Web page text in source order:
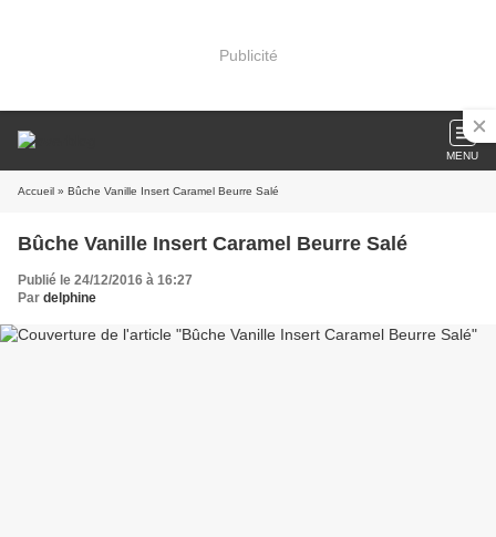
Publicité
MENU
Accueil » Bûche Vanille Insert Caramel Beurre Salé
Bûche Vanille Insert Caramel Beurre Salé
Publié le 24/12/2016 à 16:27
Par delphine